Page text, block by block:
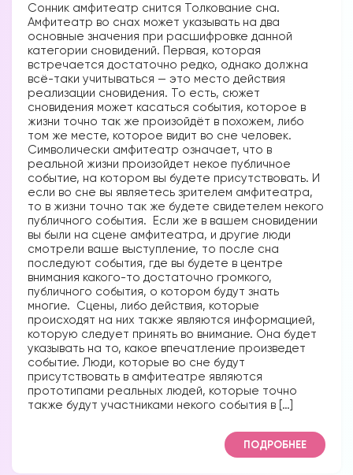
Сонник амфитеатр снится Толкование сна.
Амфитеатр во снах может указывать на два
основные значения при расшифровке данной
категории сновидений. Первая, которая
встречается достаточно редко, однако должна
всё-таки учитываться — это место действия
реализации сновидения. То есть, сюжет
сновидения может касаться события, которое в
жизни точно так же произойдёт в похожем, либо
том же месте, которое видит во сне человек.
Символически амфитеатр означает, что в
реальной жизни произойдет некое публичное
событие, на котором вы будете присутствовать. И
если во сне вы являетесь зрителем амфитеатра,
то в жизни точно так же будете свидетелем некого
публичного события. Если же в вашем сновидении
вы были на сцене амфитеатра, и другие люди
смотрели ваше выступление, то после сна
последуют события, где вы будете в центре
внимания какого-то достаточно громкого,
публичного события, о котором будут знать
многие. Сцены, либо действия, которые
происходят на них также являются информацией,
которую следует принять во внимание. Она будет
указывать на то, какое впечатление произведет
событие. Люди, которые во сне будут
присутствовать в амфитеатре являются
прототипами реальных людей, которые точно
также будут участниками некого события в […]
ПОДРОБНЕЕ